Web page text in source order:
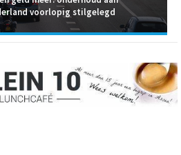
voorlopig stilgelegd